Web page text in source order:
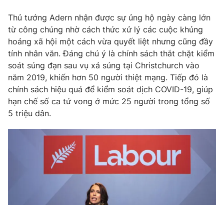
Emagazine Podcast
Photo Infographic
Video Shorts video
VTV Money VTV Thể thao
VTV Sức khoẻ Bất động sản
Thị trường 24h Tấm lòng Việt
Thủ tướng Adern nhận được sự ủng hộ ngày càng lớn
từ công chúng nhờ cách thức xử lý các cuộc khủng
hoảng xã hội một cách vừa quyết liệt nhưng cũng đầy
tính nhân văn. Đáng chú ý là chính sách thắt chặt kiểm
soát súng đạn sau vụ xả súng tại Christchurch vào
năm 2019, khiến hơn 50 người thiệt mạng. Tiếp đó là
chính sách hiệu quả để kiểm soát dịch COVID-19, giúp
hạn chế số ca tử vong ở mức 25 người trong tổng số
5 triệu dân.